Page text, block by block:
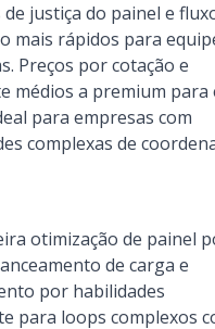
justiça do painel e
mais rápidos para
Preços por cotação e
médios a premium para
para empresas com
complexas de
otimização de painel
de carga e
por habilidades
para loops complexos